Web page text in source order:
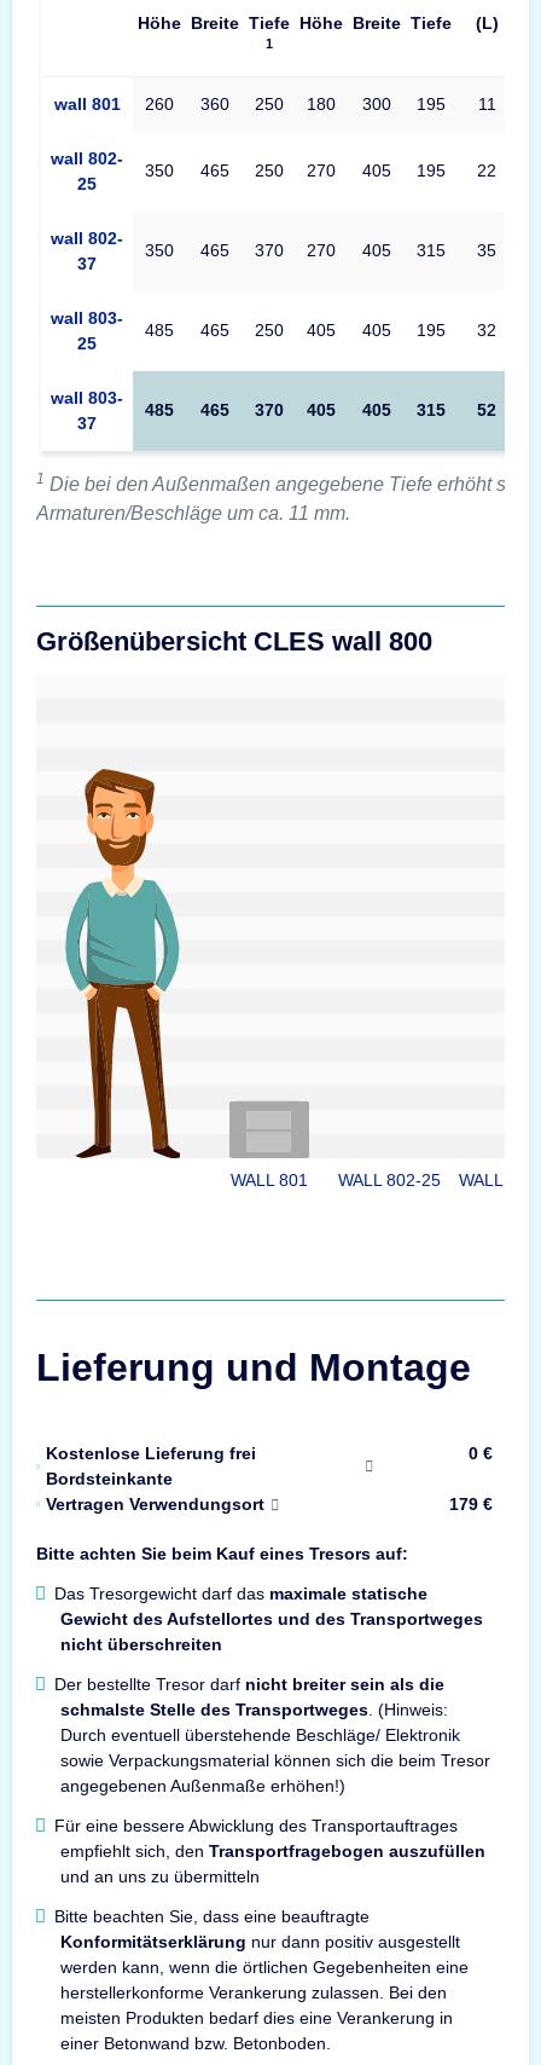
Höhe Breite Tiefe
1
Höhe Breite Tiefe (L)
wall 801 260 360 250 180 300 195 11
wall 802-
25
350 465 250 270 405 195 22
wall 802-
37
350 465 370 270 405 315 35
wall 803-
25
485 465 250 405 405 195 32
wall 803-
37
485 465 370 405 405 315 52
1 Die bei den Außenmaßen angegebene Tiefe erhöht sich
Armaturen/Beschläge um ca. 11 mm.
Größenübersicht CLES wall 800
WALL 801 WALL 802-25 WALL
Lieferung und Montage
Kostenlose Lieferung frei
Bordsteinkante
0 €
Vertragen Verwendungsort 179 €
Bitte achten Sie beim Kauf eines Tresors auf:
Das Tresorgewicht darf das maximale statische
Gewicht des Aufstellortes und des Transportweges
nicht überschreiten
Der bestellte Tresor darf nicht breiter sein als die
schmalste Stelle des Transportweges. (Hinweis:
Durch eventuell überstehende Beschläge/ Elektronik
sowie Verpackungsmaterial können sich die beim Tresor
angegebenen Außenmaße erhöhen!)
Für eine bessere Abwicklung des Transportauftrages
empfiehlt sich, den Transportfragebogen auszufüllen
und an uns zu übermitteln
Bitte beachten Sie, dass eine beauftragte
Konformitätserklärung nur dann positiv ausgestellt
werden kann, wenn die örtlichen Gegebenheiten eine
herstellerkonforme Verankerung zulassen. Bei den
meisten Produkten bedarf dies eine Verankerung in
einer Betonwand bzw. Betonboden.